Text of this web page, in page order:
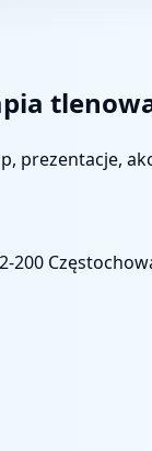
prezentacje,
200